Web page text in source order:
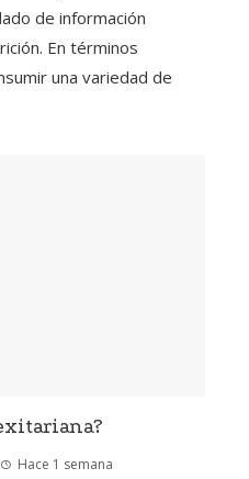
de información
En términos
una variedad de
Hace 1 semana